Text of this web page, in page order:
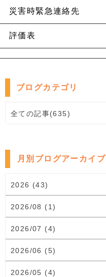
災害時緊急連絡先
評価表
ブログカテゴリ
全ての記事(635)
月別ブログアーカイブ
2026 (43)
2026/08 (1)
2026/07 (4)
2026/06 (5)
2026/05 (4)